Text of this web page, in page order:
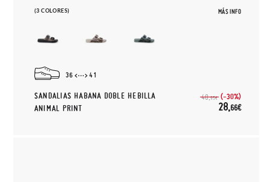
(3 COLORES) MÁS INFO
36 41
SANDALIAS HABANA DOBLE HEBILLA
ANIMAL PRINT
40,95€ (-30%)
28,66€